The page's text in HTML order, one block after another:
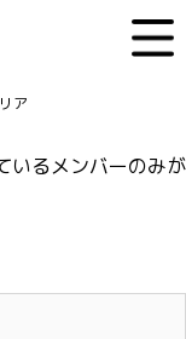
ア
いるメンバーのみが